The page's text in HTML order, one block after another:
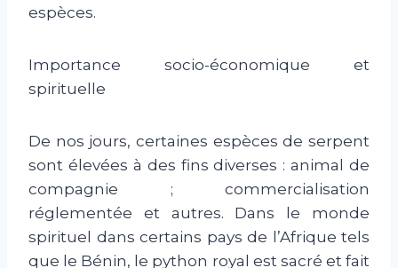
espèces.
Importance socio-économique et
spirituelle
De nos jours, certaines espèces de serpent
sont élevées à des fins diverses : animal de
compagnie ; commercialisation
réglementée et autres. Dans le monde
spirituel dans certains pays de l’Afrique tels
que le Bénin, le python royal est sacré et fait